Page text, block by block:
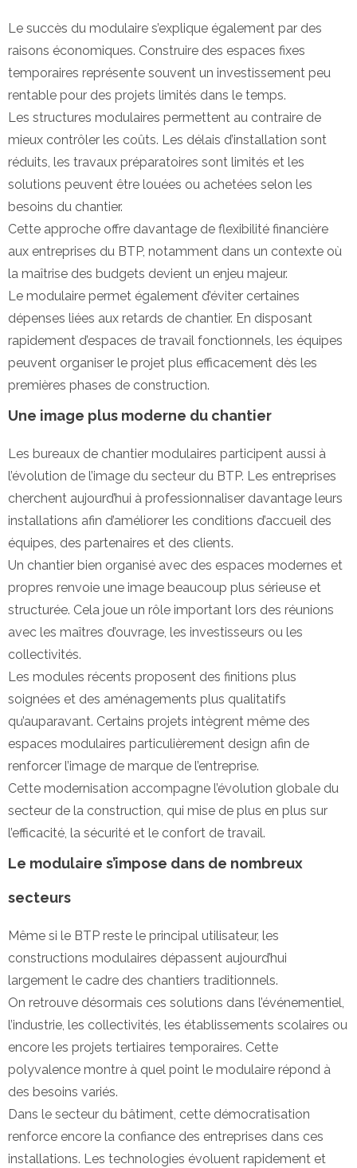
Le succès du modulaire s’explique également par des
raisons économiques. Construire des espaces fixes
temporaires représente souvent un investissement peu
rentable pour des projets limités dans le temps.
Les structures modulaires permettent au contraire de
mieux contrôler les coûts. Les délais d’installation sont
réduits, les travaux préparatoires sont limités et les
solutions peuvent être louées ou achetées selon les
besoins du chantier.
Cette approche offre davantage de flexibilité financière
aux entreprises du BTP, notamment dans un contexte où
la maîtrise des budgets devient un enjeu majeur.
Le modulaire permet également d’éviter certaines
dépenses liées aux retards de chantier. En disposant
rapidement d’espaces de travail fonctionnels, les équipes
peuvent organiser le projet plus efficacement dès les
premières phases de construction.
Une image plus moderne du chantier
Les bureaux de chantier modulaires participent aussi à
l’évolution de l’image du secteur du BTP. Les entreprises
cherchent aujourd’hui à professionnaliser davantage leurs
installations afin d’améliorer les conditions d’accueil des
équipes, des partenaires et des clients.
Un chantier bien organisé avec des espaces modernes et
propres renvoie une image beaucoup plus sérieuse et
structurée. Cela joue un rôle important lors des réunions
avec les maîtres d’ouvrage, les investisseurs ou les
collectivités.
Les modules récents proposent des finitions plus
soignées et des aménagements plus qualitatifs
qu’auparavant. Certains projets intègrent même des
espaces modulaires particulièrement design afin de
renforcer l’image de marque de l’entreprise.
Cette modernisation accompagne l’évolution globale du
secteur de la construction, qui mise de plus en plus sur
l’efficacité, la sécurité et le confort de travail.
Le modulaire s’impose dans de nombreux
secteurs
Même si le BTP reste le principal utilisateur, les
constructions modulaires dépassent aujourd’hui
largement le cadre des chantiers traditionnels.
On retrouve désormais ces solutions dans l’événementiel,
l’industrie, les collectivités, les établissements scolaires ou
encore les projets tertiaires temporaires. Cette
polyvalence montre à quel point le modulaire répond à
des besoins variés.
Dans le secteur du bâtiment, cette démocratisation
renforce encore la confiance des entreprises dans ces
installations. Les technologies évoluent rapidement et